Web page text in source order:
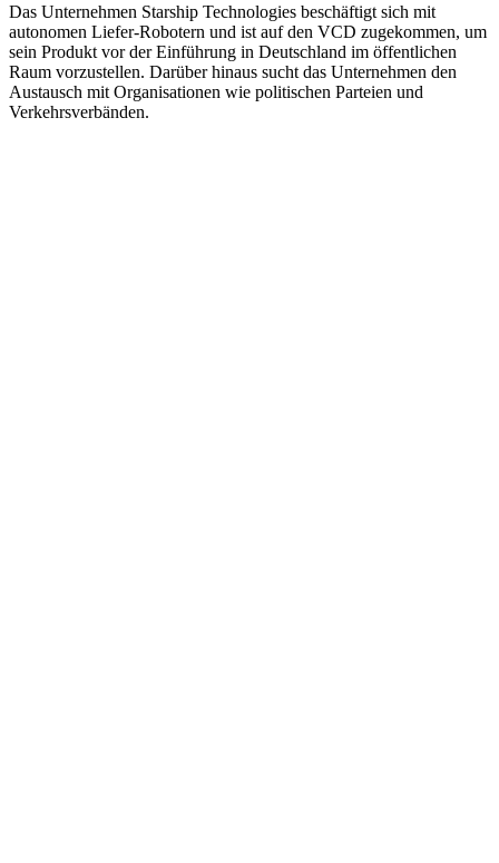
Das Unternehmen Starship Technologies beschäftigt sich mit
autonomen Liefer-Robotern und ist auf den VCD zugekommen, um
sein Produkt vor der Einführung in Deutschland im öffentlichen
Raum vorzustellen. Darüber hinaus sucht das Unternehmen den
Austausch mit Organisationen wie politischen Parteien und
Verkehrsverbänden.